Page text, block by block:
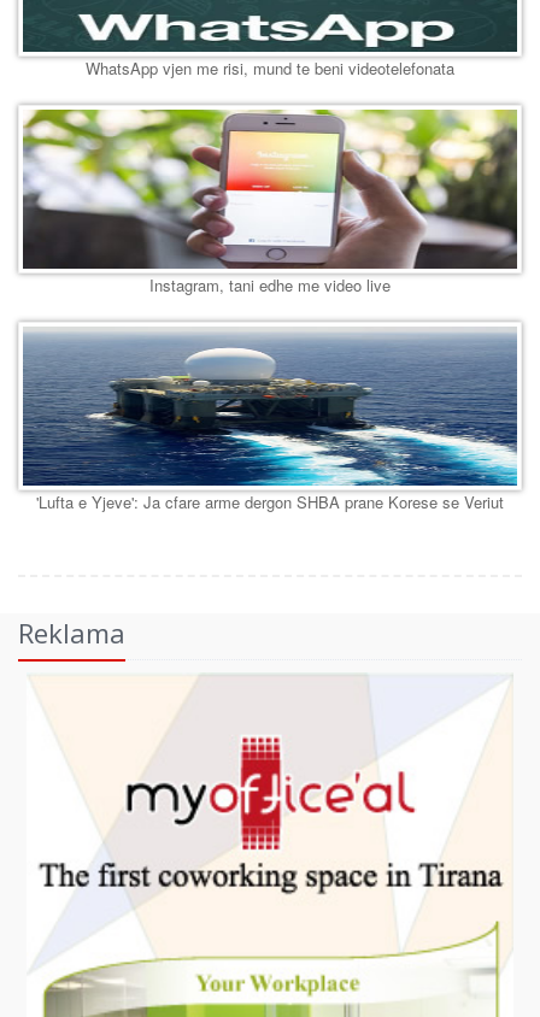
WhatsApp vjen me risi, mund te beni videotelefonata
Instagram, tani edhe me video live
'Lufta e Yjeve': Ja cfare arme dergon SHBA prane Korese se Veriut
Reklama